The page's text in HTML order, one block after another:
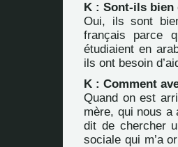
K : Sont-ils bien
Oui, ils sont
français parce
étudiaient en
ils ont besoin
K : Comment
Quand on est
mère, qui nous a
dit de chercher
sociale qui m’a